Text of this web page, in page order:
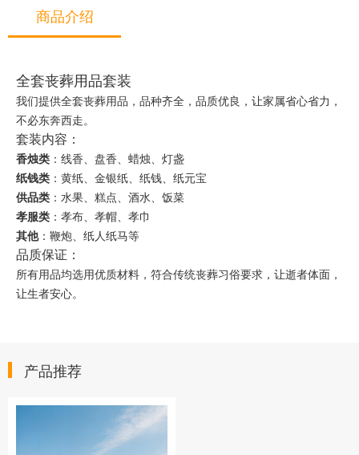
商品介绍
全套丧葬用品套装
我们提供全套丧葬用品，品种齐全，品质优良，让家属省心省力，
不必东奔西走。
套装内容：
香烛类 ：线香、盘香、蜡烛、灯盏
纸钱类 ：黄纸、金银纸、纸钱、纸元宝
供品类 ：水果、糕点、酒水、饭菜
孝服类 ：孝布、孝帽、孝巾
其他：鞭炮、纸人纸马等
品质保证：
所有用品均选用优质材料，符合传统丧葬习俗要求，让逝者体面，
让生者安心。
产品推荐